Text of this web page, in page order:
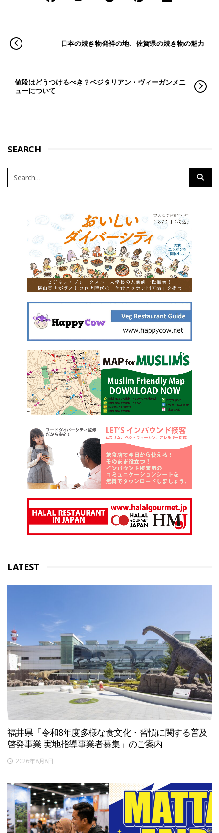
日本の焼き物発祥の地、佐賀県の焼き物の魅力
値段はどうつけるべき？ベジタリアン・ヴィーガンメニ
ューについて
SEARCH
LATEST
福井県「令和8年度多様な食文化・習慣に関する普及
啓発事業 実地指導事業者募集」のご案内
2026年8月8日